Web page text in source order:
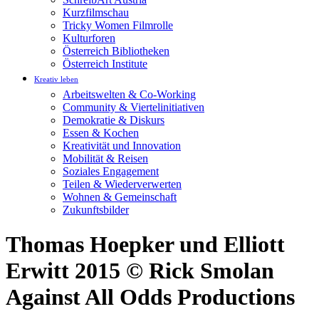
Kurzfilmschau
Tricky Women Filmrolle
Kulturforen
Österreich Bibliotheken
Österreich Institute
Kreativ leben
Arbeitswelten & Co-Working
Community & Viertelinitiativen
Demokratie & Diskurs
Essen & Kochen
Kreativität und Innovation
Mobilität & Reisen
Soziales Engagement
Teilen & Wiederverwerten
Wohnen & Gemeinschaft
Zukunftsbilder
Thomas Hoepker und Elliott
Erwitt 2015 © Rick Smolan
Against All Odds Productions